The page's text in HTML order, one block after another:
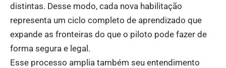
distintas. Desse modo, cada nova habilitação
representa um ciclo completo de aprendizado que
expande as fronteiras do que o piloto pode fazer de
forma segura e legal.
Esse processo amplia também seu entendimento